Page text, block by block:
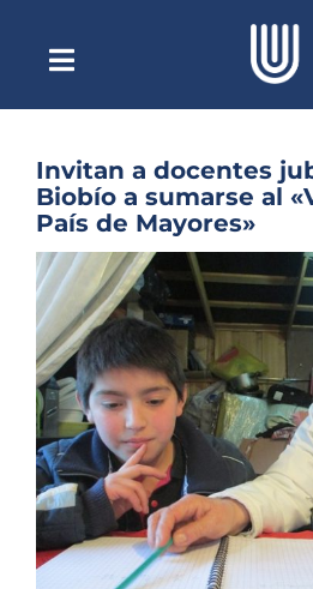
contenidoToggle
NavigationEscuchar Radio
Quiénes
Podcast
Noticias
Música
Archivo
Invitan a docentes
Biobío a sumarse al
País de Mayores»
Ver
imagen
más
grande